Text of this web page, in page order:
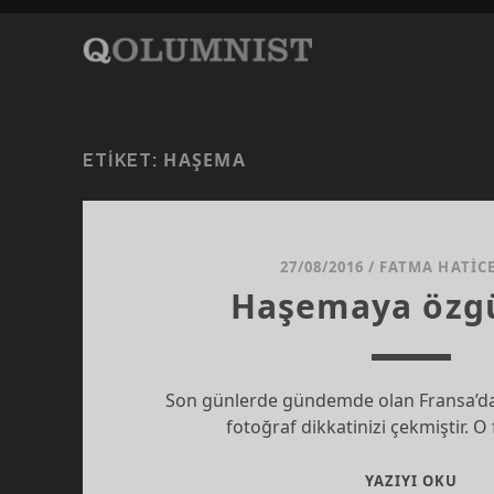
ETIKET: HAŞEMA
27/08/2016 / FATMA
Haşemaya
Son günlerde gündemde olan
fotoğraf dikkatinizi çekmiştir.
YAZIYI OKU